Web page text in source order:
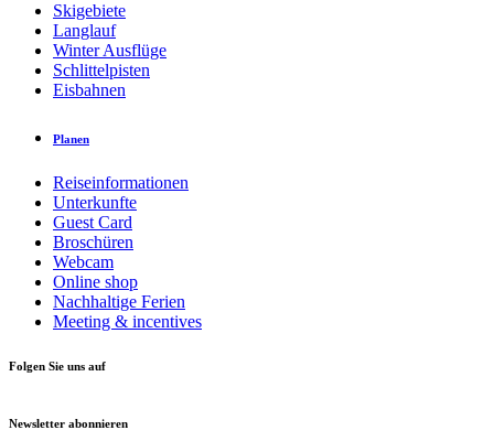
Skigebiete
Langlauf
Winter Ausflüge
Schlittelpisten
Eisbahnen
Planen
Reiseinformationen
Unterkunfte
Guest Card
Broschüren
Webcam
Online shop
Nachhaltige Ferien
Meeting & incentives
Folgen Sie uns auf
Newsletter abonnieren